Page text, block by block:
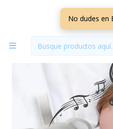
Jugueteria
No dudes en